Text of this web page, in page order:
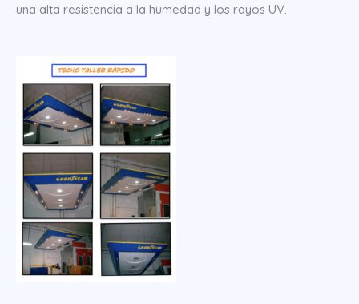
una alta resistencia a la humedad y los rayos UV.